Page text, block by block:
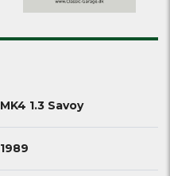
MK4 1.3 Savoy
1989